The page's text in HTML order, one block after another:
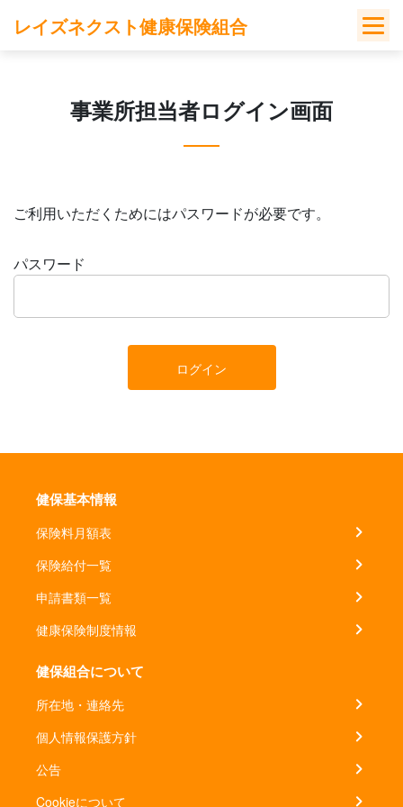
レイズネクスト健康保険組合
事業所担当者ログイン画面
ご利用いただくためにはパスワードが必要です。
パスワード
ログイン
健保基本情報
保険料月額表
保険給付一覧
申請書類一覧
健康保険制度情報
健保組合について
所在地・連絡先
個人情報保護方針
公告
Cookieについて